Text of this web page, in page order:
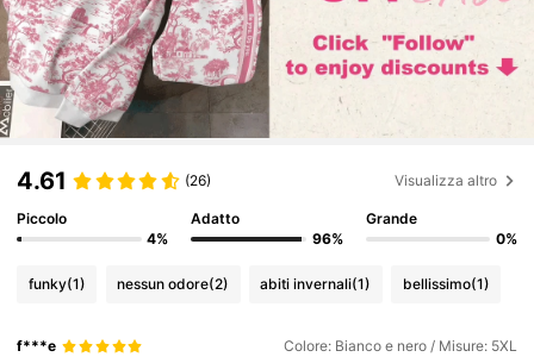
4.61 (26) Visualizza altro
Piccolo
4%
Adatto
96%
Grande
0%
funky(1) nessun odore(2) abiti invernali(1) bellissimo(1)
f***e Colore: Bianco e nero / Misure: 5XL